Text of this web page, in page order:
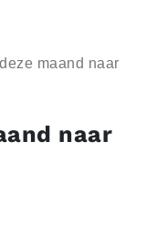
maand naar
naar